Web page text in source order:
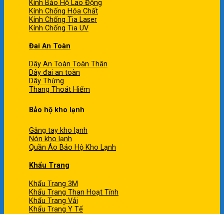
Kính Bảo Hộ Lao Động
Kính Chống Hóa Chất
Kính Chống Tia Laser
Kính Chống Tia UV
Đai An Toàn
Dây An Toàn Toàn Thân
Dây đai an toàn
Dây Thừng
Thang Thoát Hiểm
Bảo hộ kho lạnh
Găng tay kho lạnh
Nón kho lạnh
Quần Áo Bảo Hộ Kho Lạnh
Khẩu Trang
Khẩu Trang 3M
Khẩu Trang Than Hoạt Tính
Khẩu Trang Vải
Khẩu Trang Y Tế